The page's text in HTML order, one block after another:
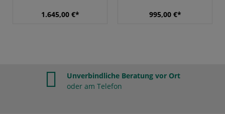
1.645,00 €* 995,00 €*
Unverbindliche Beratung vor Ort
oder am Telefon